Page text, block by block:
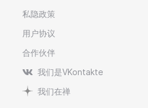
私隐政策
用户协议
合作伙伴
我们是VKontakte
我们在禅